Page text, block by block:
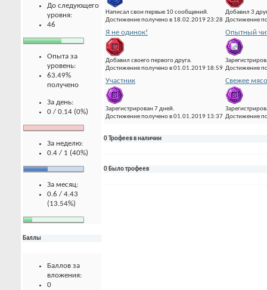
До следующего
уровня:
46
Опыта за
уровень:
63.49%
получено
За день:
0 / 0.14 (0%)
За неделю:
0.4 / 1 (40%)
За месяц:
0.6 / 4.43
(13.54%)
Баллы
Баллов за
вложения:
0
Написал свои первые 10 сообщений.
Достижение получено в 18.02.2019 23:28
Добавил 3
Достижение
Я не одинок!
Добавил своего первого друга.
Достижение получено в 01.01.2019 18:59
Опытный
Достижение
Участник
Зарегистрирован 7 дней.
Достижение получено в 01.01.2019 13:37
Свежее мясо
Достижение
0 Трофеев в наличии
0 Было трофеев